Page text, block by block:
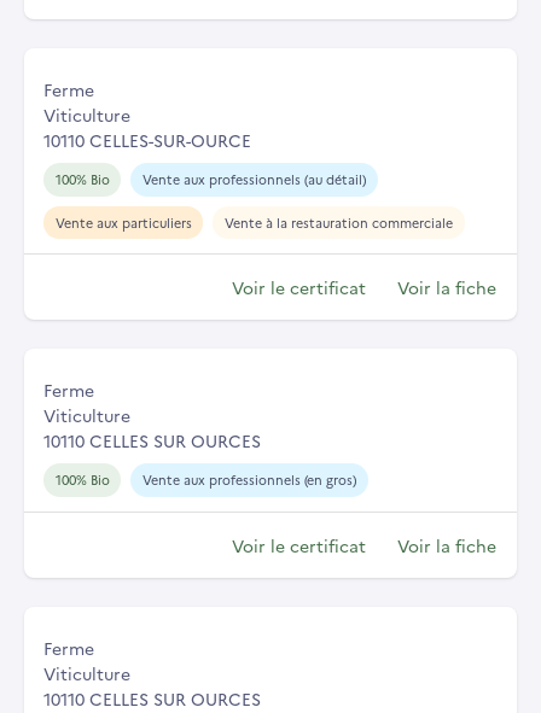
Ferme
Viticulture
10110 CELLES-SUR-OURCE
100% Bio Vente aux professionnels (au détail)
Vente aux particuliers Vente à la restauration commerciale
Voir le certificat Voir la fiche
Ferme
Viticulture
10110 CELLES SUR OURCES
100% Bio Vente aux professionnels (en gros)
Voir le certificat Voir la fiche
Ferme
Viticulture
10110 CELLES SUR OURCES